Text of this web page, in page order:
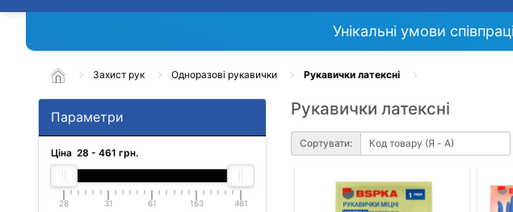
Унікальні умови
Захист рук Одноразові рукавички Рукавички латексні
Параметри
Ціна 28 - 461 грн.
28 31 61 163 461
Рукавички латексні
Сортувати: